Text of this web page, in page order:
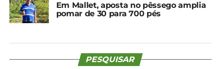
Em Mallet, aposta no pêssego amplia
pomar de 30 para 700 pés
PESQUISAR